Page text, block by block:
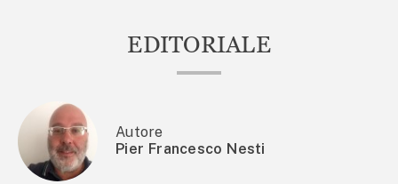
EDITORIALE
Autore
Pier Francesco Nesti